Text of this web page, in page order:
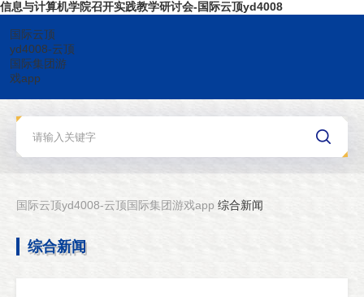
信息与计算机学院召开实践教学研讨会-国际云顶yd4008
国际云顶
yd4008-云顶
国际集团游
戏app
国际云顶yd4008-云顶国际集团游戏app 综合新闻
综合新闻